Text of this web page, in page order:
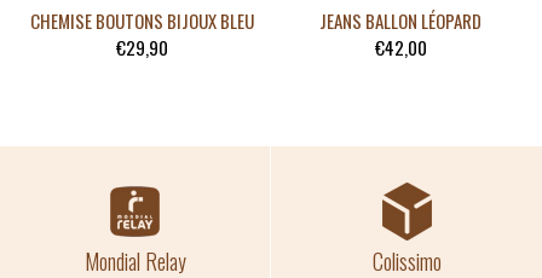
CHEMISE BOUTONS BIJOUX BLEU
€29,90
JEANS BALLON LÉOPARD
€42,00
Mondial Relay Colissimo